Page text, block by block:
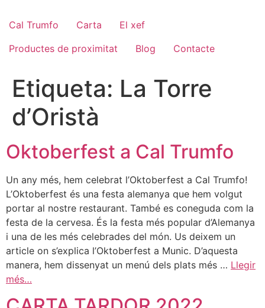
Cal Trumfo Carta
El xef
Productes de proximitat
Blog Contacte
Etiqueta: La Torre
d’Oristà
Oktoberfest a Cal Trumfo
Un any més, hem celebrat l’Oktoberfest a Cal Trumfo!
L’Oktoberfest és una festa alemanya que hem volgut
portar al nostre restaurant. També es coneguda com la
festa de la cervesa. És la festa més popular d’Alemanya
i una de les més celebrades del món. Us deixem un
article on s’explica l’Oktoberfest a Munic. D’aquesta
manera, hem dissenyat un menú dels plats més … Llegir
més…